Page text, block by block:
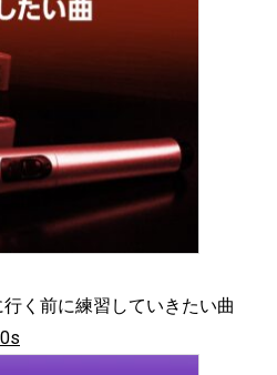
く前に練習していきたい曲